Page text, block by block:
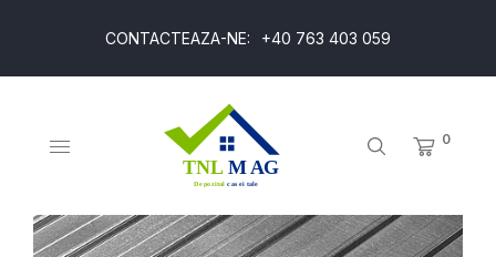
CONTACTEAZA-NE: +40 763 403 059
0